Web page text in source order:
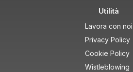
Utilità
Lavora con noi
Privacy Policy
Cookie Policy
Wistleblowing